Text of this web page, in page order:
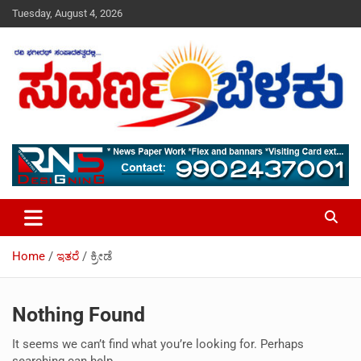
Skip
to
Tuesday, August 4, 2026
Suvarna Belaku | ಸುವರ್ಣ ಬೆಳಕು
Home ಇತರೆ ಕ್ರೀಡೆ
Nothing Found
It seems we can’t find what you’re looking for. Perhaps